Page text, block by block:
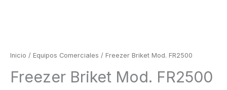
Inicio / Equipos Comerciales / Freezer Briket Mod. FR2500
Freezer Briket Mod. FR2500